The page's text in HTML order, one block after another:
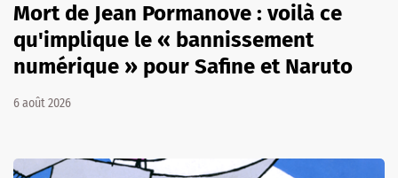
Mort de Jean Pormanove : voilà ce
qu'implique le « bannissement
numérique » pour Safine et Naruto
6 août 2026